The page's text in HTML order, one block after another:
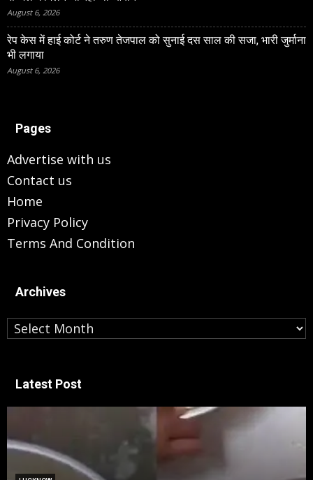
August 6, 2026
रेप केस में हाई कोर्ट ने तरुण तेजपाल को सुनाई दस साल की सजा, भारी जुर्माना
भी लगाया
August 6, 2026
Pages
Advertise with us
Contact us
Home
Privacy Policy
Terms And Condition
Archives
Archives
Latest Post